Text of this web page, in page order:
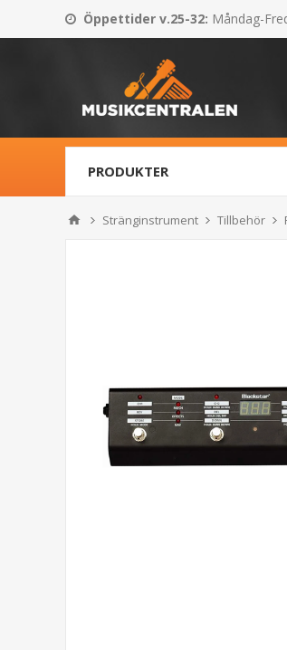
Öppettider v.25-32: Måndag-
PRODUKTER
Stränginstrument Tillbehör